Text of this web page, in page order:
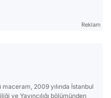
Reklam
maceram, 2009 yılında İstanbul
ve Yayıncılığı bölümünden